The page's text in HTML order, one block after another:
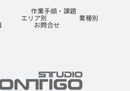
作業手順・課題
エリア別 業種別
お問合せ